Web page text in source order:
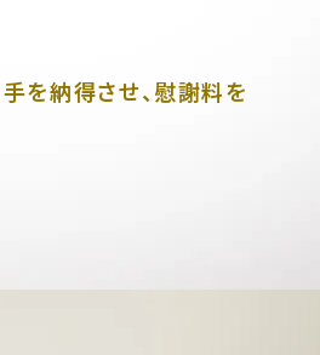
を納得させ、慰謝料を